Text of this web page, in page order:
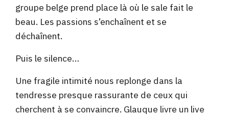
groupe belge prend place là où le sale fait le
beau. Les passions s’enchaînent et se
déchaînent.
Puis le silence…
Une fragile intimité nous replonge dans la
tendresse presque rassurante de ceux qui
cherchent à se convaincre. Glauque livre un live